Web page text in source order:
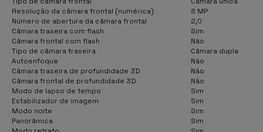
Resolução da câmara frontal (numérica)
8 MP
Número de abertura da câmara frontal
2,0
Câmara traseira com flash
Sim
Câmara frontal com flash
Não
Tipo de câmara traseira
Câmara dupla
Autoenfoque
Não
Câmara traseira de profundidade 3D
Não
Câmara frontal de profundidade 3D
Não
Modo de lapso de tempo
Sim
Estabilizador de imagem
Sim
Modo noite
Sim
Panorâmica
Sim